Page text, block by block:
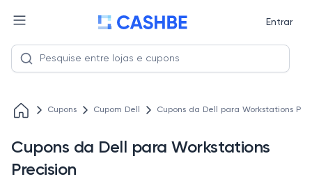
Entrar
Cupons Cupom Dell Cupons da Dell para Workstations
Cupons da Dell para Workstations
Precision